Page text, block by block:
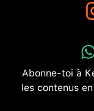
Abonne-toi à
les contenus